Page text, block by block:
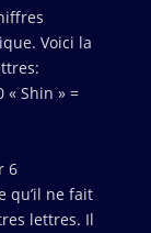
Voici la
« Shin » =
6
qu’il ne fait
lettres. Il